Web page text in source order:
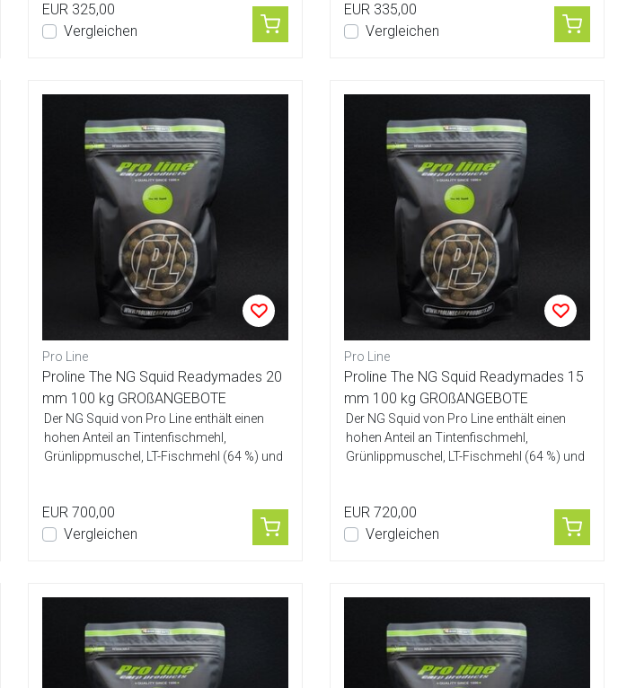
EUR 325,00
Vergleichen
EUR 335,00
Vergleichen
Pro Line
Proline The NG Squid Readymades 20
mm 100 kg GROßANGEBOTE
Der NG Squid von Pro Line enthält einen
hohen Anteil an Tintenfischmehl,
Grünlippmuschel, LT-Fischmehl (64 %) und
EUR 700,00
Vergleichen
Pro Line
Proline The NG Squid Readymades 15
mm 100 kg GROßANGEBOTE
Der NG Squid von Pro Line enthält einen
hohen Anteil an Tintenfischmehl,
Grünlippmuschel, LT-Fischmehl (64 %) und
EUR 720,00
Vergleichen